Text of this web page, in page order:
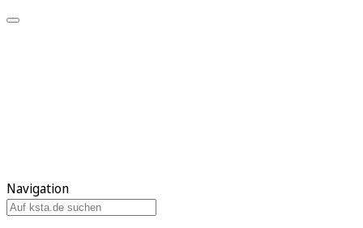
Navigation